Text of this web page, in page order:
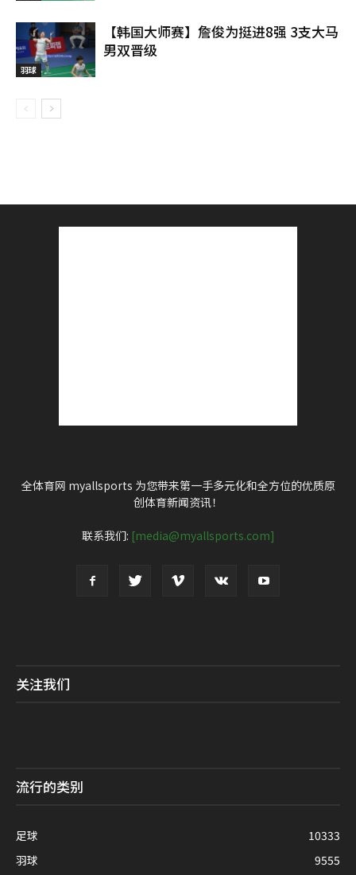
羽球
【韩国大师赛】詹俊为挺进8强 3支大马
男双晋级
全体育网 myallsports 为您带来第一手多元化和全方位的优质原
创体育新闻资讯！
联系我们: [media@myallsports.com]
关注我们
流行的类别
足球
10333
羽球
9555